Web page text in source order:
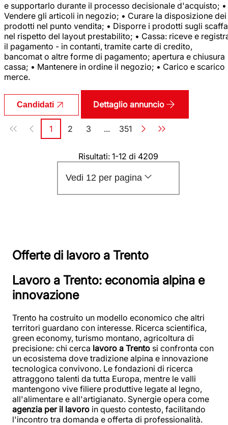
e supportarlo durante il processo decisionale d'acquisto; •
Vendere gli articoli in negozio; • Curare la disposizione dei
prodotti nel punto vendita; • Disporre i prodotti sugli
nel rispetto del layout prestabilito; • Cassa: riceve e
il pagamento - in contanti, tramite carte di credito,
bancomat o altre forme di pagamento; apertura e chiusura
cassa; • Mantenere in ordine il negozio; • Carico e scarico
merce.
Candidati Dettaglio annuncio
Paginazione
Pagina
1 Pagina
2 Pagina
3 ... Pagina
351
Risultati: 1-12 di 4209
Vedi 12 per pagina
Offerte di lavoro a Trento
Lavoro a Trento: economia alpina e
innovazione
Trento ha costruito un modello economico che altri
territori guardano con interesse. Ricerca scientifica,
green economy, turismo montano, agricoltura di
precisione: chi cerca lavoro a Trento si confronta con
un ecosistema dove tradizione alpina e innovazione
tecnologica convivono. Le fondazioni di ricerca
attraggono talenti da tutta Europa, mentre le valli
mantengono vive filiere produttive legate al legno,
all'alimentare e all'artigianato. Synergie opera come
agenzia per il lavoro in questo contesto, facilitando
l'incontro tra domanda e offerta di professionalità.